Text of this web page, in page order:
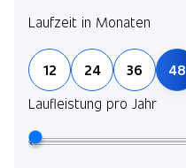
Laufzeit in Monaten
12 24 36 48
Laufleistung pro Jahr